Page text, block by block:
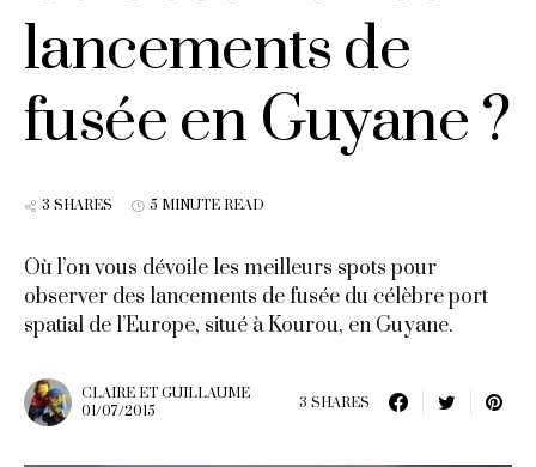
lancements de
fusée en Guyane ?
3 SHARES 5 MINUTE READ
Où l’on vous dévoile les meilleurs spots pour
observer des lancements de fusée du célèbre port
spatial de l’Europe, situé à Kourou, en Guyane.
CLAIRE ET GUILLAUME
01/07/2015
3 SHARES